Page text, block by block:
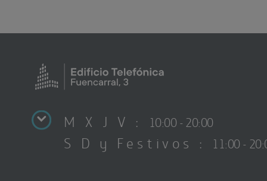
M X J V : 10:00 - 20:00
S D y Festivos : 11:00 -